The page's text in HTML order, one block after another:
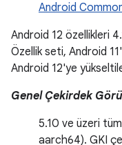
Android
Android 12 özellikleri
Özellik seti, Android
Android 12'ye
Genel Çekirdek
5.10 ve üzeri tüm
aarch64). GKI